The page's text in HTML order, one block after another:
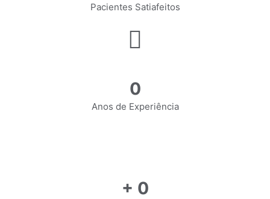
Pacientes Satiafeitos
0
Anos de Experiência
+ 0